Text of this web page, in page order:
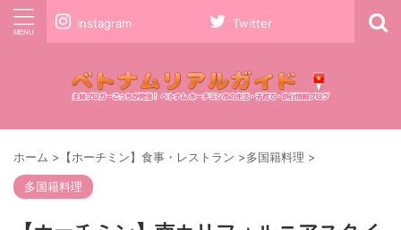
Instagram Twitter
ホーム > 【ホーチミン】食事・レストラン >多国籍料理 >
多国籍料理